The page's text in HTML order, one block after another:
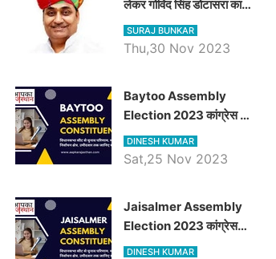
लेकर गोविंद सिंह डोटासरा का
बड़ा बयान आया सामने, जानें
विचार
SURAJ BUNKAR
Thu,30 Nov 2023
Baytoo Assembly
Election 2023 कांग्रेस से
हरीश चौधरी तो बालाराम मुंड होंगे
भाजपा उम्मीदवार, जानिये बायतू
DINESH KUMAR
Sat,25 Nov 2023
​​​​​​​Jaisalmer Assembly
Election 2023 कांग्रेस
रूपा राम मेघवाल तो छोटु सिंह
DINESH KUMAR